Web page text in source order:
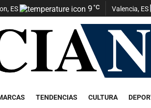
ES 9°C Valencia, ES
TENDENCIAS CULTURA